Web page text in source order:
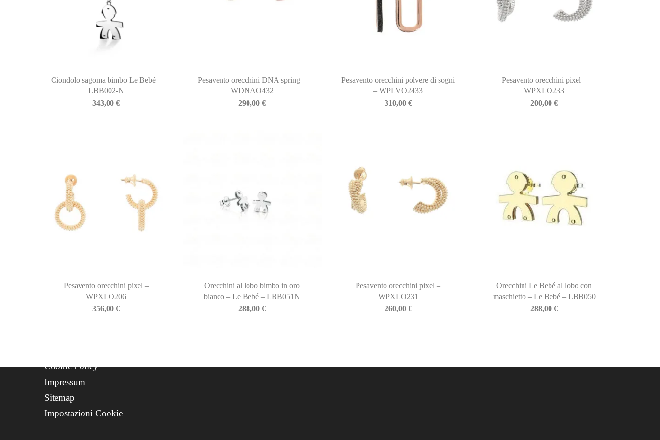
Ciondolo sagoma bimbo Le Bebé –
LBB002-N
343,00€
Pesavento orecchini DNA spring –
WDNAO432
290,00€
Pesavento orecchini polvere di sogni
– WPLVO2433
310,00 €
Pesavento orecchini pixel –
WPXLO233
200,00€
Pesavento orecchini pixel –
WPXLO206
356,00€
Orecchini al lobo bimbo in oro
bianco – Le Bebé – LBB051N
288,00€
Pesavento orecchini pixel –
WPXLO231
260,00 €
Orecchini Le Bebé al lobo con
maschietto – Le Bebé – LBB050
288,00€
BIASINI JEWELRY
info@biasinijewelry.it
P.IVA: IT01508870217
QUICKLINKS
Progetto FSE 2025
WhatsApp Support
Cookie Policy
Impressum
Sitemap
Impostazioni Cookie